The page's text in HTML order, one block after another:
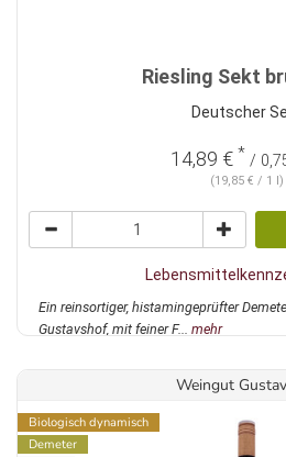
Riesling Sekt
Deutscher
14,89 € * /
(19,85 € / 1 l)
Ein reinsortiger, histamingeprüfter
Gustavshof, mit feiner F... mehr
Weingut
Biologisch dynamisch
Demeter